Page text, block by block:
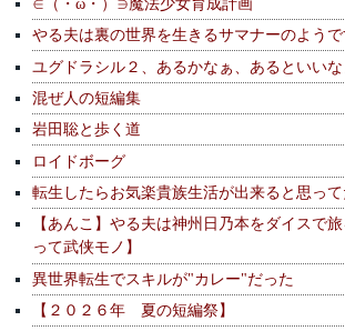
やる夫は裏の世界を生きるサマナーのようで
ユグドラシル２、あるかなぁ、あるといいな
混ぜ人の短編集
岩田聡と歩く道
ロイドボーグ
転生したらお気楽貴族生活が出来ると思って
【あんこ】やる夫は神州日乃本をダイスで
って武侠モノ】
異世界転生でスキルが"カレー"だった
【２０２６年 夏の短編祭】